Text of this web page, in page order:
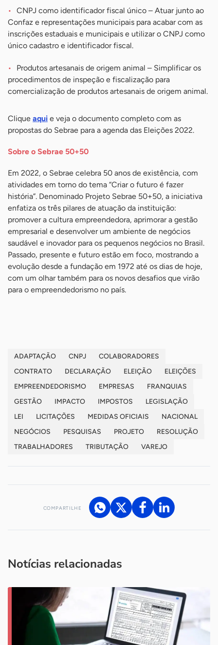
CNPJ como identificador fiscal único – Atuar junto ao
Confaz e representações municipais para acabar com as
inscrições estaduais e municipais e utilizar o CNPJ como
único cadastro e identificador fiscal.
Produtos artesanais de origem animal – Simplificar os
procedimentos de inspeção e fiscalização para
comercialização de produtos artesanais de origem animal.
Clique aqui e veja o documento completo com as
propostas do Sebrae para a agenda das Eleições 2022.
Sobre o Sebrae 50+50
Em 2022, o Sebrae celebra 50 anos de existência, com
atividades em torno do tema “Criar o futuro é fazer
história”. Denominado Projeto Sebrae 50+50, a iniciativa
enfatiza os três pilares de atuação da instituição:
promover a cultura empreendedora, aprimorar a gestão
empresarial e desenvolver um ambiente de negócios
saudável e inovador para os pequenos negócios no Brasil.
Passado, presente e futuro estão em foco, mostrando a
evolução desde a fundação em 1972 até os dias de hoje,
com um olhar também para os novos desafios que virão
para o empreendedorismo no país.
ADAPTAÇÃO CNPJ
COLABORADORES
CONTRATO
DECLARAÇÃO ELEIÇÃO
ELEIÇÕES
EMPREENDEDORISMO
EMPRESAS
FRANQUIAS
GESTÃO
IMPACTO IMPOSTOS
LEGISLAÇÃO
LEI
LICITAÇÕES MEDIDAS OFICIAIS
NACIONAL
NEGÓCIOS
PESQUISAS PROJETO
RESOLUÇÃO
TRABALHADORES
TRIBUTAÇÃO VAREJO
COMPARTILHE
Notícias relacionadas